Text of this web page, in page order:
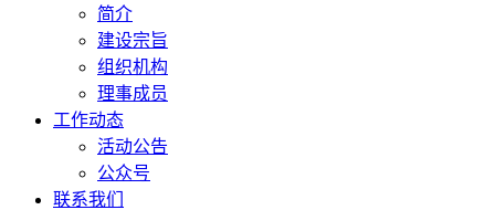
简介
建设宗旨
组织机构
理事成员
工作动态
活动公告
公众号
联系我们